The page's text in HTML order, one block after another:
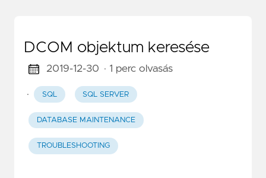
DCOM objektum keresése
2019-12-30 · 1 perc olvasás
· SQL SQL SERVER
DATABASE MAINTENANCE
TROUBLESHOOTING